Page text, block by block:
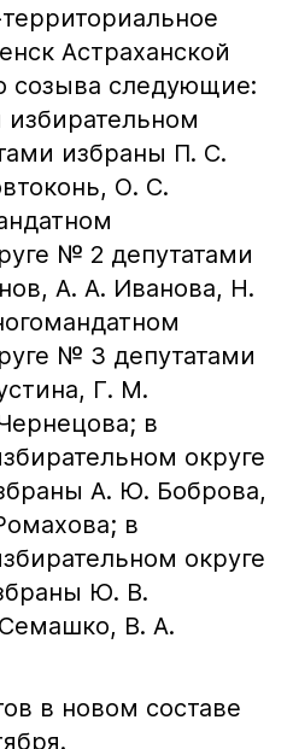
Астраханской
созыва следующие:
избраны П. С.
О. С.
№ 2 депутатами
А. А. Иванова, Н.
№ 3 депутатами
Г. М.
в
округе
А. Ю. Боброва,
в
округе
Ю. В.
В. А.
в новом составе